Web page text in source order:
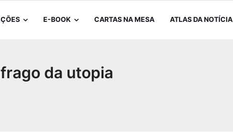
E-BOOK CARTAS NA MESA ATLAS DA NOTÍCIA
da utopia